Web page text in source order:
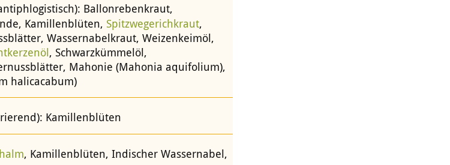
Ballonrebenkraut,
Kamillenblüten, Spitzwegerichkraut,
Wassernabelkraut, Weizenkeimöl,
, Schwarzkümmelöl,
Mahonie (Mahonia aquifolium),
halicacabum)
Kamillenblüten
, Kamillenblüten, Indischer Wassernabel,